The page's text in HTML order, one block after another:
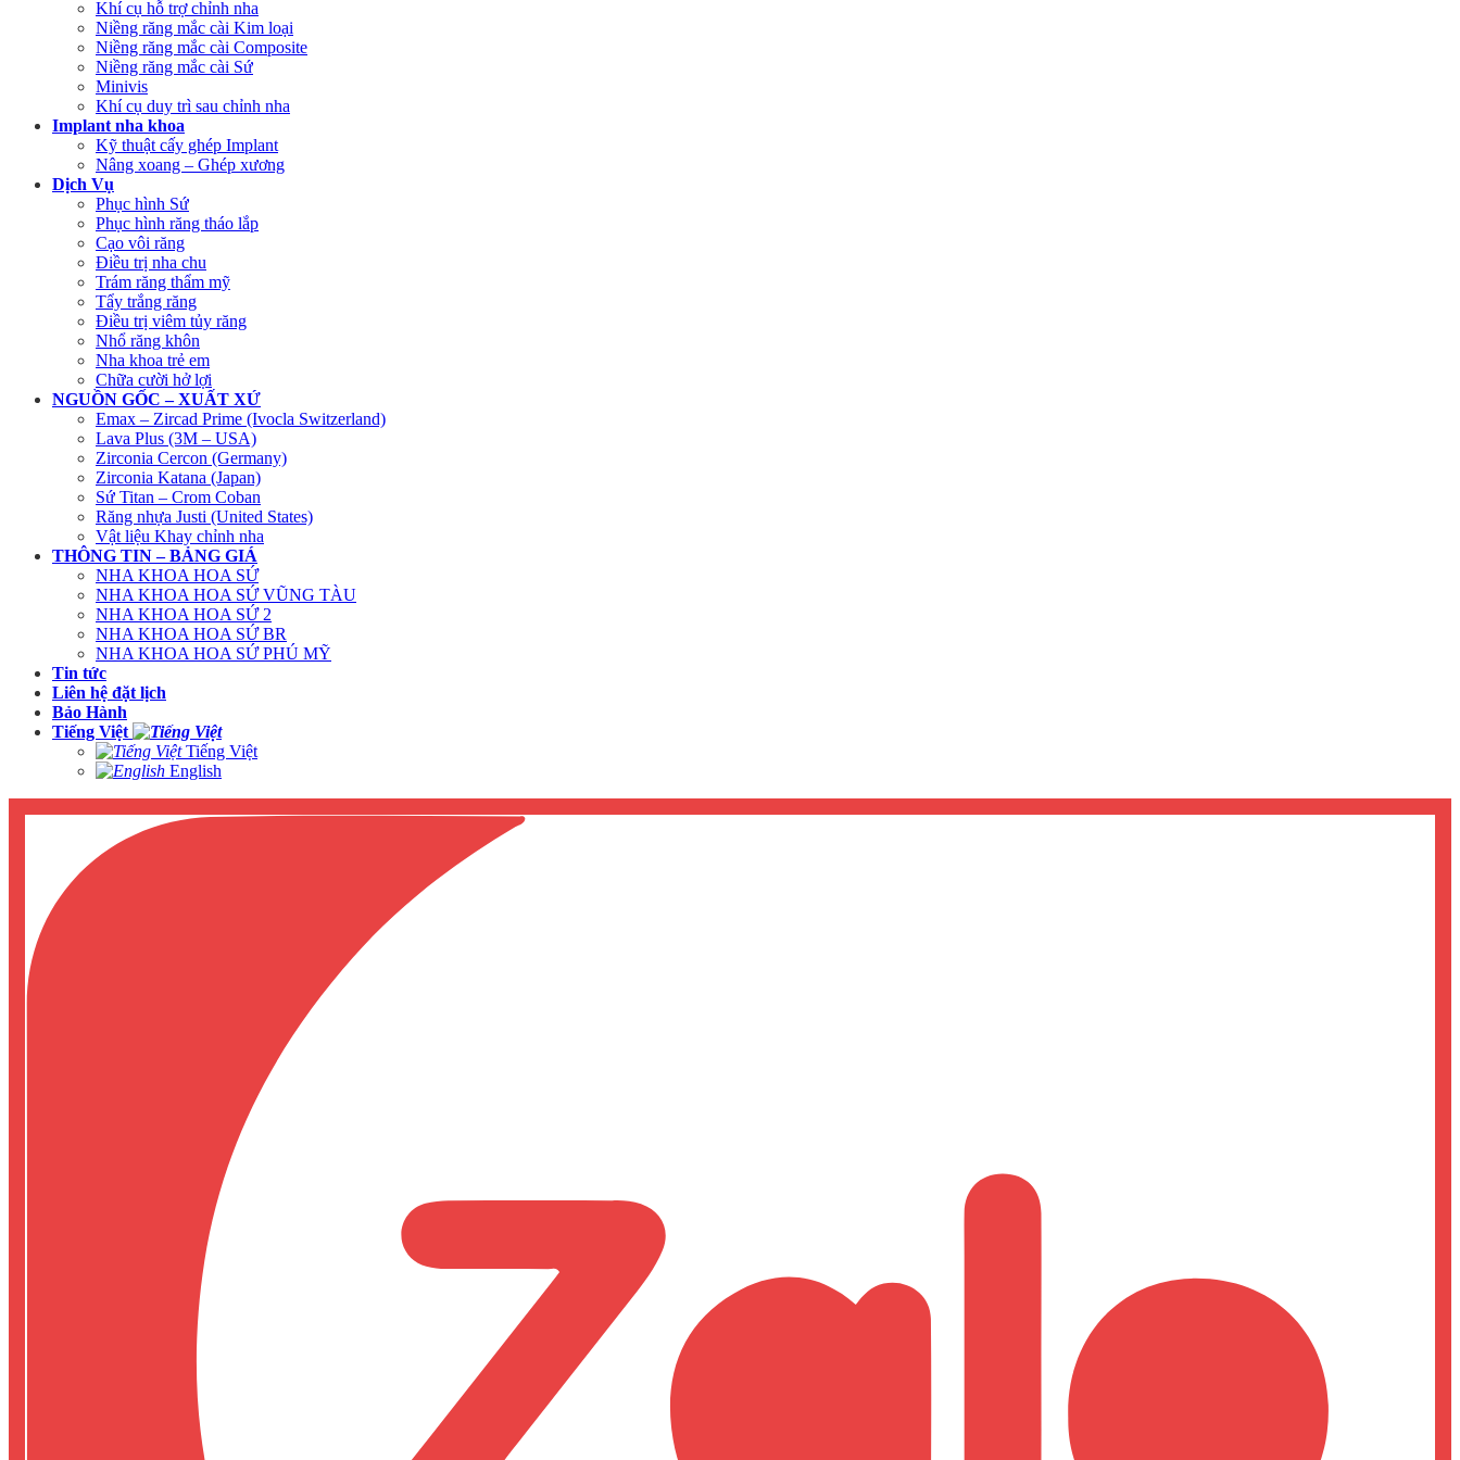
Khí cụ hỗ trợ chỉnh nha
Niềng răng mắc cài Kim loại
Niềng răng mắc cài Composite
Niềng răng mắc cài Sứ
Minivis
Khí cụ duy trì sau chỉnh nha
Implant nha khoa
Kỹ thuật cấy ghép Implant
Nâng xoang – Ghép xương
Dịch Vụ
Phục hình Sứ
Phục hình răng tháo lắp
Cạo vôi răng
Điều trị nha chu
Trám răng thẩm mỹ
Tẩy trắng răng
Điều trị viêm tủy răng
Nhổ răng khôn
Nha khoa trẻ em
Chữa cười hở lợi
NGUỒN GỐC – XUẤT XỨ
Emax – Zircad Prime (Ivocla Switzerland)
Lava Plus (3M – USA)
Zirconia Cercon (Germany)
Zirconia Katana (Japan)
Sứ Titan – Crom Coban
Răng nhựa Justi (United States)
Vật liệu Khay chỉnh nha
THÔNG TIN – BẢNG GIÁ
NHA KHOA HOA SỨ
NHA KHOA HOA SỨ VŨNG TÀU
NHA KHOA HOA SỨ 2
NHA KHOA HOA SỨ BR
NHA KHOA HOA SỨ PHÚ MỸ
Tin tức
Liên hệ đặt lịch
Bảo Hành
Tiếng Việt
Tiếng Việt
English